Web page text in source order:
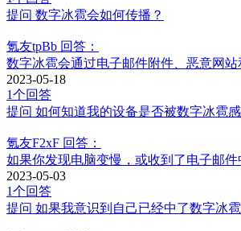
提问 数字冰雹会如何传播？
氪友tpBb 回答：
数字冰雹会通过电子邮件附件、恶意网站
2023-05-18
1个回答
提问 如何知道我的设备是否被数字冰雹感
氪友F2xF 回答：
如果你发现电脑变慢，或收到了电子邮
2023-05-03
1个回答
提问 如果我意识到自己已经中了数字冰